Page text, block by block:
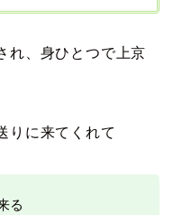
れ、身ひとつで上京
りに来てくれて
る